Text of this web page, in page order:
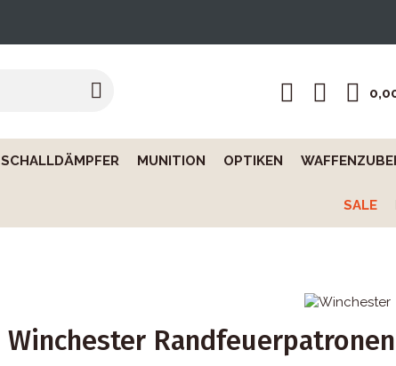
SCHALLDÄMPFER MUNITION OPTIKEN
SALE
Winchester Randfeuerpatronen